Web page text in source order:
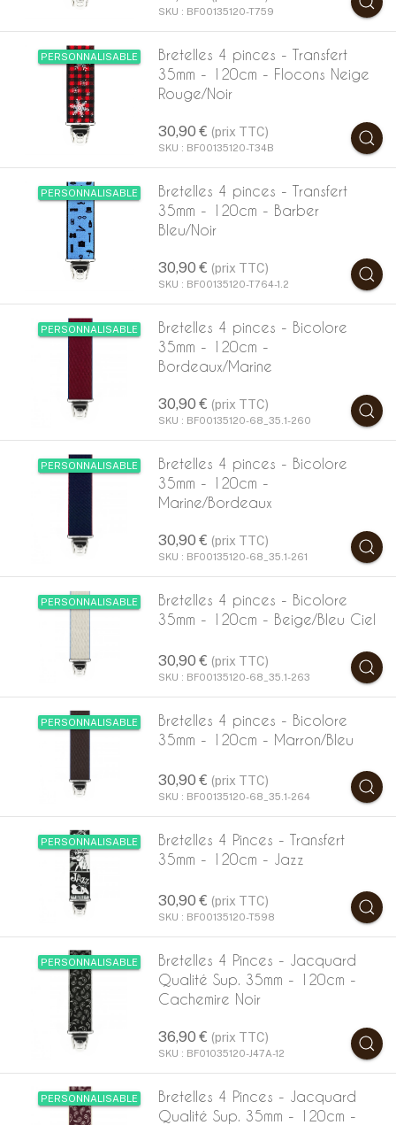
SKU : BF00135120-T759
PERSONNALISABLE
Bretelles 4 pinces - Transfert
35mm - 120cm - Flocons Neige
Rouge/Noir
30,90 € (prix TTC)
SKU : BF00135120-T34B
PERSONNALISABLE
Bretelles 4 pinces - Transfert
35mm - 120cm - Barber
Bleu/Noir
30,90 € (prix TTC)
SKU : BF00135120-T764-1.2
PERSONNALISABLE
Bretelles 4 pinces - Bicolore
35mm - 120cm -
Bordeaux/Marine
30,90 € (prix TTC)
SKU : BF00135120-68_35.1-260
PERSONNALISABLE
Bretelles 4 pinces - Bicolore
35mm - 120cm -
Marine/Bordeaux
30,90 € (prix TTC)
SKU : BF00135120-68_35.1-261
PERSONNALISABLE
Bretelles 4 pinces - Bicolore
35mm - 120cm - Beige/Bleu Ciel
30,90 € (prix TTC)
SKU : BF00135120-68_35.1-263
PERSONNALISABLE
Bretelles 4 pinces - Bicolore
35mm - 120cm - Marron/Bleu
30,90 € (prix TTC)
SKU : BF00135120-68_35.1-264
PERSONNALISABLE
Bretelles 4 Pinces - Transfert
35mm - 120cm - Jazz
30,90 € (prix TTC)
SKU : BF00135120-T598
PERSONNALISABLE
Bretelles 4 Pinces - Jacquard
Qualité Sup. 35mm - 120cm -
Cachemire Noir
36,90 € (prix TTC)
SKU : BF01035120-J47A-12
PERSONNALISABLE
Bretelles 4 Pinces - Jacquard
Qualité Sup. 35mm - 120cm -